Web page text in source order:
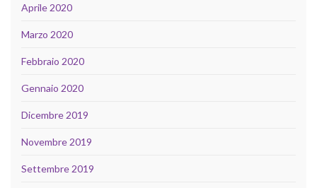
Aprile 2020
Marzo 2020
Febbraio 2020
Gennaio 2020
Dicembre 2019
Novembre 2019
Settembre 2019